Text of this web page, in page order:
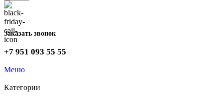
Заказать звонок
+7 951 093 55 55
Меню
Категории